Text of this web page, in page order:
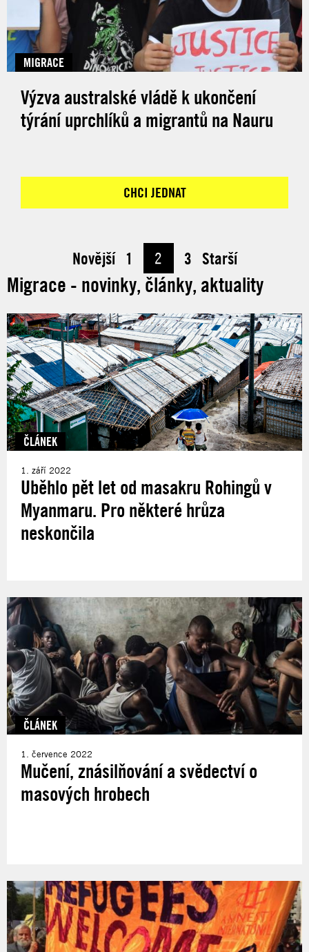
MIGRACE
Výzva australské vládě k ukončení
týrání uprchlíků a migrantů na Nauru
CHCI JEDNAT
Novější 1 2 3 Starší
Migrace - novinky, články, aktuality
ČLÁNEK
1. září 2022
Uběhlo pět let od masakru Rohingů v
Myanmaru. Pro některé hrůza
neskončila
ČLÁNEK
1. července 2022
Mučení, znásilňování a svědectví o
masových hrobech